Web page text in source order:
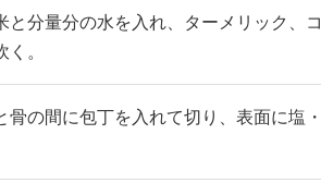
と分量分の水を入れ、ターメリック、コ
。
骨の間に包丁を入れて切り、表面に塩・